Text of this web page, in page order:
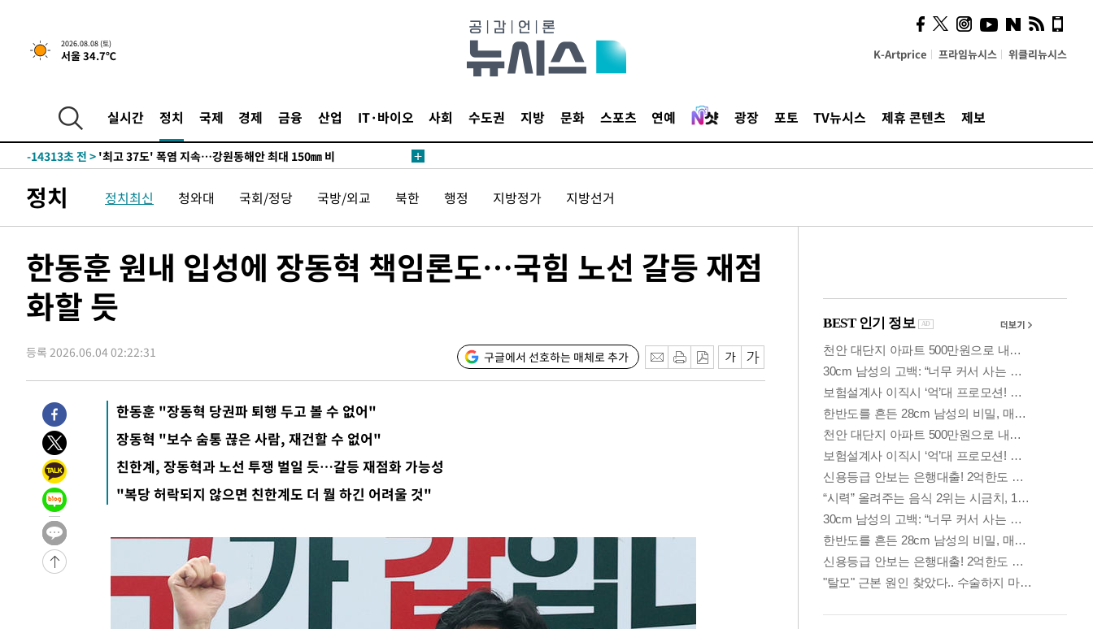
2026.08.08 (토)
서울 34.7℃ K-Artprice 프라임뉴시스 위클리뉴시스
실시간 정치 국제 경제 금융 산업 IT·바이오 사회 수도권 지방 문화 스포츠 연예 광장 포토 TV뉴시스 제휴 콘텐츠 제보
-7459초 전 > [속보]뉴욕증시 상승 마감…S&P 0.6% 나스닥 1.3%↑
주 날씨]
-27175초 전 >
축구협회 "압수수색·성접대 논란 사과…쇄신의 기회로 삼겠다"
-25692초 전 >
송"
-14313초 전 > '최고 37도' 폭염 지속…강원동해안 최대 150㎜ 비
-30177초 전 >
극한폭염 한풀 꺾이지만…'낮 최고 35도' 무더위, 열대야 계속[다음
-27195초 전 >축구협회 "압수수색·성접대 논란 사과…쇄신의 기회로 삼겠다"
송"
-14333초 전 >'최고 37도' 폭염 지속…강원동해안 최대 150㎜ 비
-7459초 전 >
[속보]뉴욕증시 상승 마감…S&P 0.6% 나스닥 1.3%↑
정치 정치최신 청와대 국회/정당 국방/외교 북한 행정 지방정가 지방선거
한동훈 원내 입성에 장동혁 책임론도…국힘 노선 갈등 재점
화할 듯
등록 2026.06.04 02:22:31 구글에서 선호하는 매체로 추가
한동훈 "장동혁 당권파 퇴행 두고 볼 수 없어"
장동혁 "보수 숨통 끊은 사람, 재건할 수 없어"
친한계, 장동혁과 노선 투쟁 벌일 듯…갈등 재점화 가능성
"복당 허락되지 않으면 친한계도 더 뭘 하긴 어려울 것"
시, 스마트폰 액세서리에
NFC 더했다